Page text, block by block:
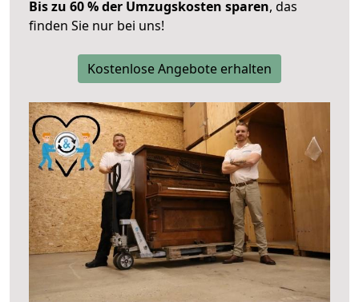
Bis zu 60 % der Umzugskosten sparen, das
finden Sie nur bei uns!
Kostenlose Angebote erhalten